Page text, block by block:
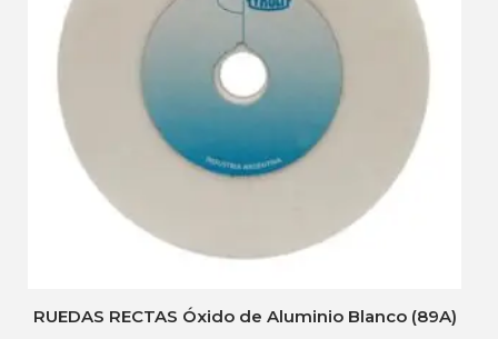
RUEDAS RECTAS Óxido de Aluminio Blanco (89A)